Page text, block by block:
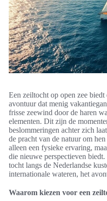
Een zeiltocht op open zee
avontuur dat menig
frisse zeewind door de haren
elementen. Dit zijn de
beslommeringen achter zich
de pracht van de natuur om
alleen een fysieke ervaring,
die nieuwe perspectieven
tocht langs de Nederlandse
internationale wateren, het
Waarom kiezen voor een